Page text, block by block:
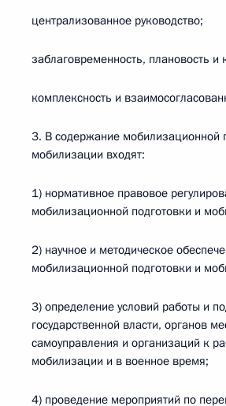
централизованное руководство;
заблаговременность, плановость и
комплексность и
3. В содержание мобилизационной
мобилизации входят:
1) нормативное правовое
мобилизационной подготовки и
2) научное и методическое
мобилизационной подготовки и
3) определение условий работы и
государственной власти, органов
самоуправления и организаций к
мобилизации и в военное время;
4) проведение мероприятий по